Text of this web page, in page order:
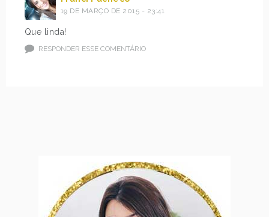
19 DE MARÇO DE 2015 - 23:41
Que linda!
RESPONDER ESSE COMENTÁRIO